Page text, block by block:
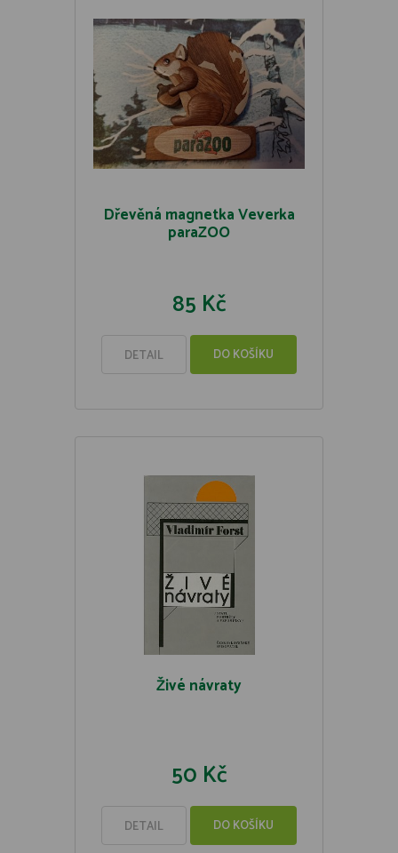
Dřevěná magnetka Veverka
paraZOO
85 Kč
DETAIL DO KOŠÍKU
Živé návraty
50 Kč
DETAIL DO KOŠÍKU